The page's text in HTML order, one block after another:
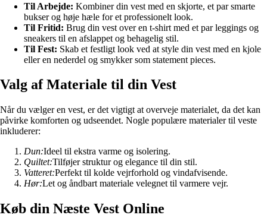
Til Arbejde: Kombiner din vest med en skjorte, et par smarte
bukser og høje hæle for et professionelt look.
Til Fritid: Brug din vest over en t-shirt med et par leggings og
sneakers til en afslappet og behagelig stil.
Til Fest: Skab et festligt look ved at style din vest med en kjole
eller en nederdel og smykker som statement pieces.
Valg af Materiale til din Vest
Når du vælger en vest, er det vigtigt at overveje materialet, da det kan
påvirke komforten og udseendet. Nogle populære materialer til veste
inkluderer:
Dun:Ideel til ekstra varme og isolering.
Quiltet:Tilføjer struktur og elegance til din stil.
Vatteret:Perfekt til kolde vejrforhold og vindafvisende.
Hør:Let og åndbart materiale velegnet til varmere vejr.
Køb din Næste Vest Online